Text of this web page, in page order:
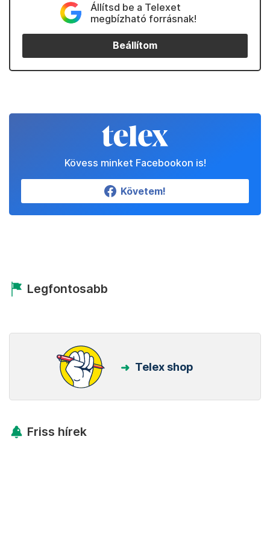
Állítsd be a Telexet
megbízható forrásnak!
Beállítom
Kövess minket Facebookon is!
Követem!
Legfontosabb
Telex shop
Friss hírek